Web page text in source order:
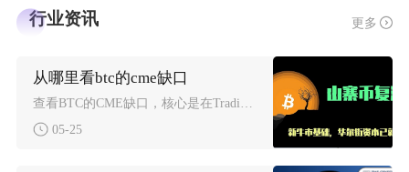
行业资讯 更多
从哪里看btc的cme缺口
查看BTC的CME缺口，核心是在TradingView加载CME比特币期货主力合约（BTC
05-25